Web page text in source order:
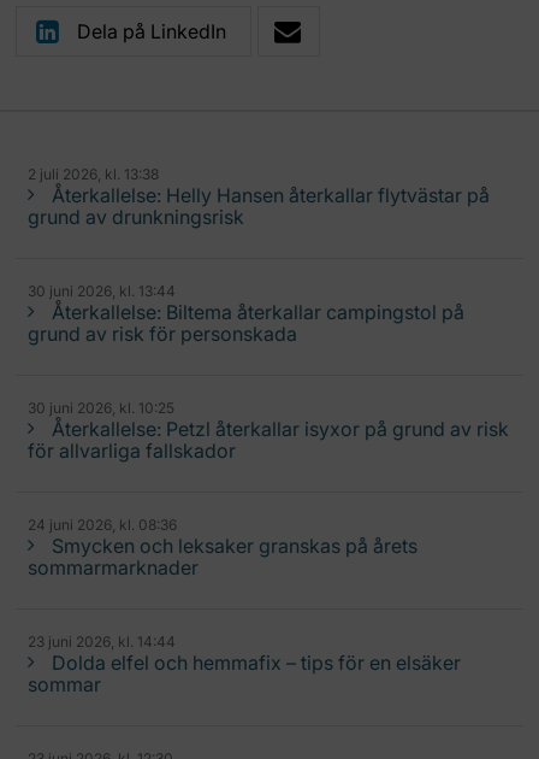
Dela på LinkedIn
2 juli 2026, kl. 13:38
Återkallelse: Helly Hansen återkallar flytvästar på
grund av drunkningsrisk
30 juni 2026, kl. 13:44
Återkallelse: Biltema återkallar campingstol på
grund av risk för personskada
30 juni 2026, kl. 10:25
Återkallelse: Petzl återkallar isyxor på grund av risk
för allvarliga fallskador
24 juni 2026, kl. 08:36
Smycken och leksaker granskas på årets
sommarmarknader
23 juni 2026, kl. 14:44
Dolda elfel och hemmafix – tips för en elsäker
sommar